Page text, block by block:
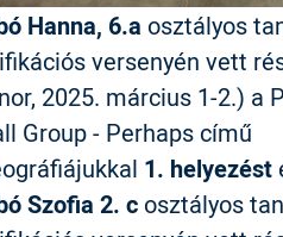
Hanna, 6.a osztályos
versenyén vett
2025. március 1-2.) a
Group - Perhaps című
1. helyezést
Szofia 2. cosztályos